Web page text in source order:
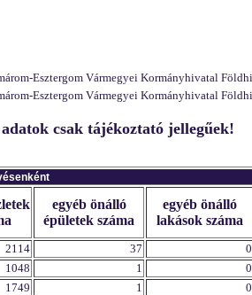
Esztergom Vármegyei Kormányhivatal
Esztergom Vármegyei Kormányhivatal
csak tájékoztató jellegűek!
egyéb önálló
épületek száma
egyéb önálló
lakások száma
2114 37
0
1048 1
0
1749 1 0